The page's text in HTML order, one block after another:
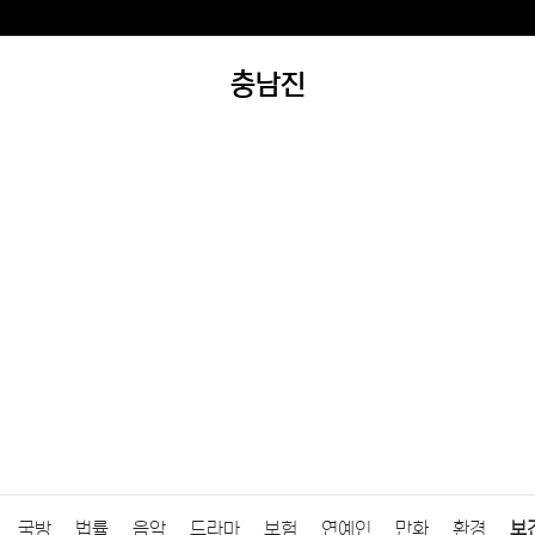
충남진
국방 법률 음악 드라마 보험 연예인 만화 환경 보